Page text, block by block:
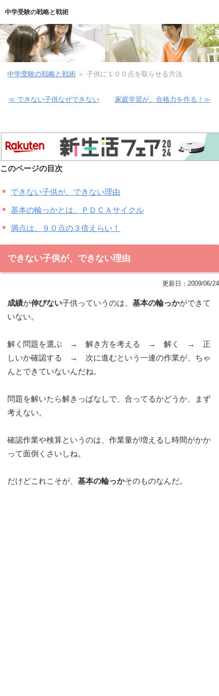
中学受験の戦略と戦術
中学受験の戦略と戦術 ＞ 子供に１００点を取らせる方法
≪ できない子供なぜできない 家庭学習が、合格力を作る！≫
このページの目次
できない子供が、できない理由
基本の輪っかとは、ＰＤＣＡサイクル
満点は、９０点の３倍えらい！
できない子供が、できない理由
更新日： 2009/06/24
成績が伸びない子供っていうのは、 基本の輪っかができて
いない。
解く問題を選ぶ → 解き方を考える → 解く → 正
しいか確認する → 次に進むという一連の作業が、ちゃ
んとできていないんだね。
問題を解いたら解きっぱなしで、合ってるかどうか、まず
考えない。
確認作業や検算というのは、作業量が増えるし時間がかか
って面倒くさいしね。
だけどこれこそが、 基本の輪っかそのものなんだ。